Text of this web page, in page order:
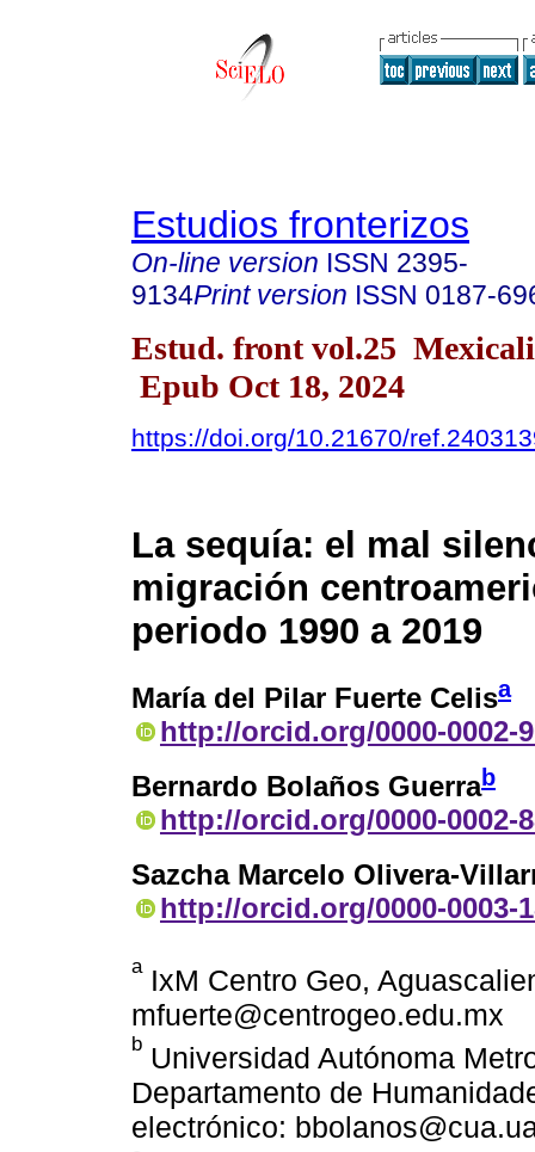
Estudios fronterizos
On-line version ISSN 2395-
9134Print version ISSN 0187-
Estud. front vol.25
Epub Oct 18, 2024
https://doi.org/10.21670/
La sequía: el mal
migración
periodo 1990 a 2019
María del Pilar Fuerte Celisa
http://orcid.org/0000-0002-
Bernardo Bolaños Guerrab
http://orcid.org/0000-0002-
Sazcha Marcelo Olivera-
http://orcid.org/0000-0003-
aIxM Centro Geo,
mfuerte@centrogeo.edu.mx
b Universidad Autónoma
Departamento de
electrónico: